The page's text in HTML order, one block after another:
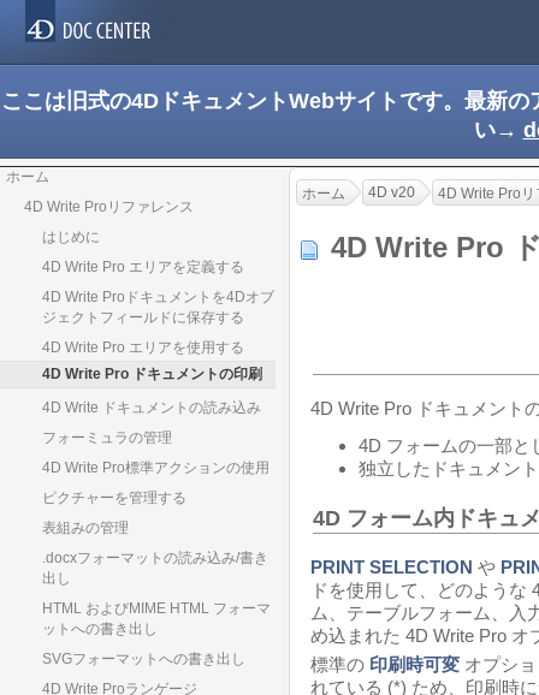
ここは旧式の4DドキュメントWebサイトです。最新
い→
ホーム
4D Write Proリファレンス
はじめに
4D Write Pro エリアを定義する
4D Write Proドキュメントを4Dオブ
ジェクトフィールドに保存する
4D Write Pro エリアを使用する
4D Write Pro ドキュメントの印刷
4D Write ドキュメントの読み込み
フォーミュラの管理
4D Write Pro標準アクションの使用
ピクチャーを管理する
表組みの管理
.docxフォーマットの読み込み/書き
出し
HTML およびMIME HTML フォーマ
ットへの書き出し
SVGフォーマットへの書き出し
4D Write Proランゲージ
ホーム 4D v20 4D Write Pro
4D Write Pro
4D Write Pro ドキュメント
4D フォームの一部と
独立したドキュメン
4D フォーム内ドキュ
PRINT SELECTION や
ドを使用して、どのような
ム、テーブルフォーム、入
め込まれた 4D Write Pro
標準の 印刷時可変 オプシ
れている (*) ため、印刷時